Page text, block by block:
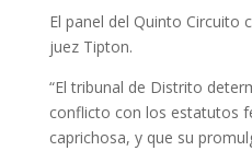
El panel del Quinto Circuito
juez Tipton.
“El tribunal de Distrito
conflicto con los estatutos
caprichosa, y que su